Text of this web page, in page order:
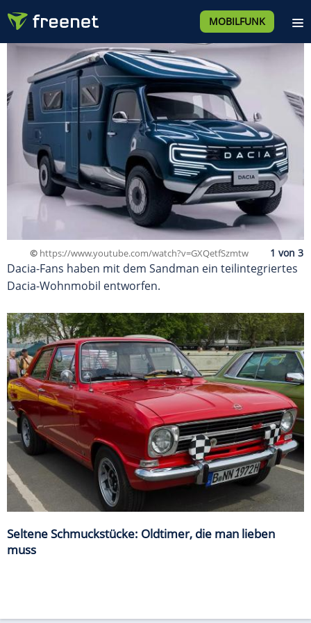
MOBILFUNK
© https://www.youtube.com/watch?v=GXQetfSzmtw
Dacia-Fans haben mit dem Sandman ein teilintegriertes
Dacia-Wohnmobil entworfen.
Seltene Schmuckstücke: Oldtimer, die man lieben
muss